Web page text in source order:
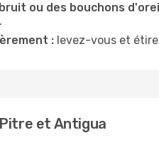
ou des bouchons
: levez-vous et
et Antigua